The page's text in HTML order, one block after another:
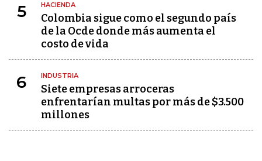
5 HACIENDA
Colombia sigue como el segundo país
de la Ocde donde más aumenta el
costo de vida
6 INDUSTRIA
Siete empresas arroceras
enfrentarían multas por más de $3.500
millones